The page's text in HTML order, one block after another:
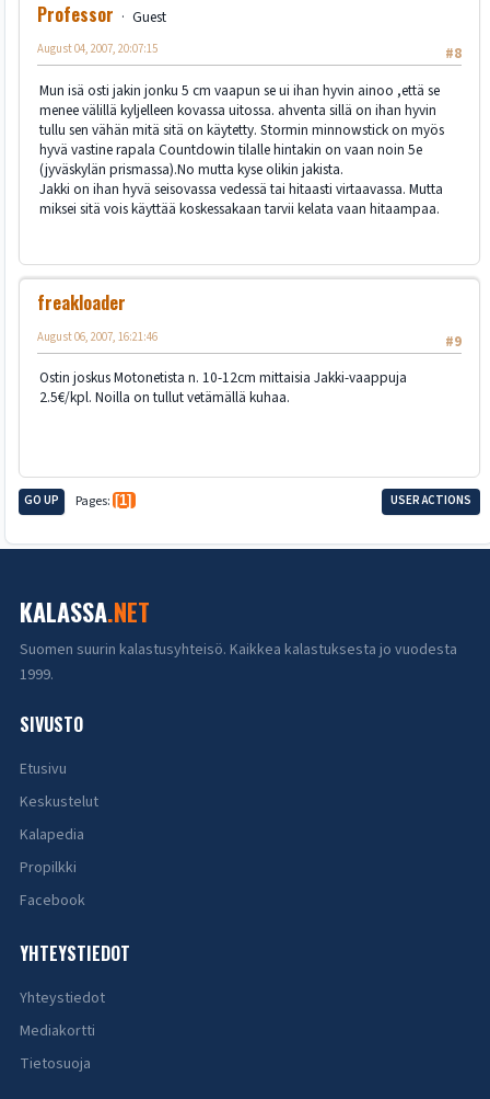
Professor
Guest
#8
August 04, 2007, 20:07:15
Mun isä osti jakin jonku 5 cm vaapun se ui ihan hyvin ainoo ,että se
menee välillä kyljelleen kovassa uitossa. ahventa sillä on ihan hyvin
tullu sen vähän mitä sitä on käytetty. Stormin minnowstick on myös
hyvä vastine rapala Countdowin tilalle hintakin on vaan noin 5e
(jyväskylän prismassa).No mutta kyse olikin jakista.
Jakki on ihan hyvä seisovassa vedessä tai hitaasti virtaavassa. Mutta
miksei sitä vois käyttää koskessakaan tarvii kelata vaan hitaampaa.
freakloader
#9
August 06, 2007, 16:21:46
Ostin joskus Motonetista n. 10-12cm mittaisia Jakki-vaappuja
2.5€/kpl. Noilla on tullut vetämällä kuhaa.
GO UP Pages 1 USER ACTIONS
KALASSA.NET
Suomen suurin kalastusyhteisö. Kaikkea kalastuksesta jo vuodesta
1999.
SIVUSTO
Etusivu
Keskustelut
Kalapedia
Propilkki
Facebook
YHTEYSTIEDOT
Yhteystiedot
Mediakortti
Tietosuoja